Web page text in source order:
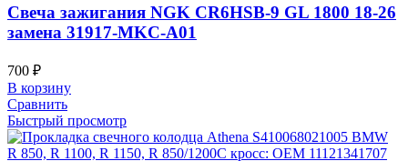
Свеча зажигания NGK CR6HSB-9 GL 1800 18-26
замена 31917-MKC-A01
700 ₽
В корзину
Сравнить
Быстрый просмотр